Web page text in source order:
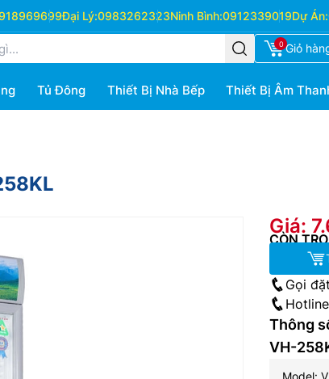
Đại Lý:0983262323Ninh Bình:0912339019Dự Án:
0 Giỏ
Tủ Đông Thiết Bị Nhà Bếp Thiết Bị Âm
Giá:
CÒN
Gọi
Thông
VH-
Model: